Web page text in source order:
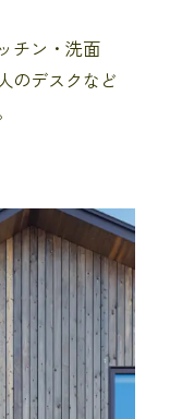
チン・洗面
のデスクなど